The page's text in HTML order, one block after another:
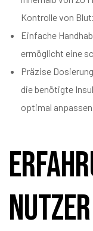
Kontrolle von
Einfache
ermöglicht eine
Präzise
die benötigte
optimal
Nutzer